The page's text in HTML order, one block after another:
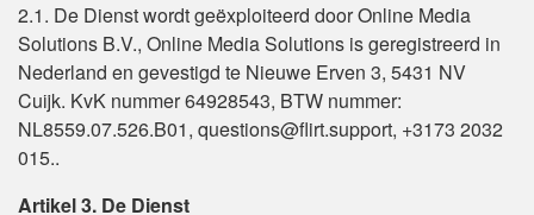
2.1. De Dienst wordt geëxploiteerd door Online Media
Solutions B.V., Online Media Solutions is geregistreerd in
Nederland en gevestigd te Nieuwe Erven 3, 5431 NV
Cuijk. KvK nummer 64928543, BTW nummer:
NL8559.07.526.B01, questions@flirt.support, +3173 2032
015..
Artikel 3. De Dienst